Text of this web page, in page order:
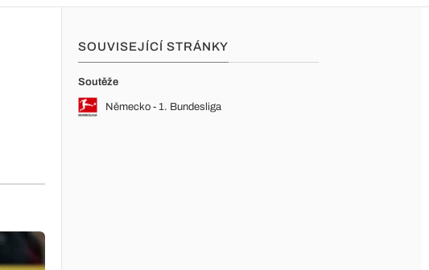
SOUVISEJÍCÍ STRÁNKY
Soutěže
Německo - 1. Bundesliga